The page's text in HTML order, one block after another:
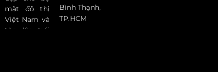
mặt đô thị
Việt Nam và
tôn lên trái
Bình Thạnh,
TP.HCM